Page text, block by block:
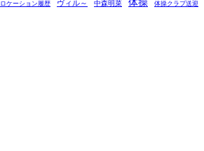
ロケーション履歴 ヴィル～ 中森明菜 体操 体操クラブ送迎